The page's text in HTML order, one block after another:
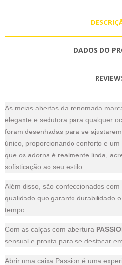
DADOS DO
As meias abertas da renomada
elegante e sedutora para qualquer
foram desenhadas para se
único, proporcionando conforto e um
que os adorna é realmente linda,
sofisticação ao seu estilo.
Além disso, são confeccionados
qualidade que garante durabilidade
tempo.
Com as calças com abertura
sensual e pronta para se destacar
Abrir uma caixa Passion é uma